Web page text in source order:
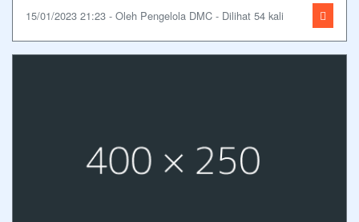
15/01/2023 21:23 - Oleh Pengelola DMC - Dilihat 54 kali